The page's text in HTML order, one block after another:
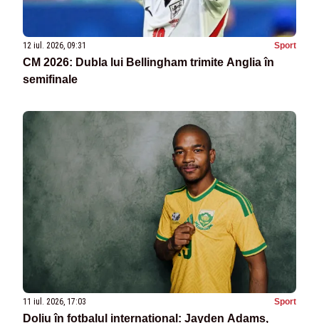
12 iul. 2026, 09:31 Sport
CM 2026: Dubla lui Bellingham trimite Anglia în
semifinale
11 iul. 2026, 17:03 Sport
Doliu în fotbalul internațional: Jayden Adams,